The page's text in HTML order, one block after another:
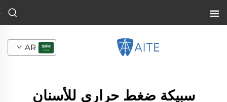
AR
سبيكة ضغط حراري للأسنان